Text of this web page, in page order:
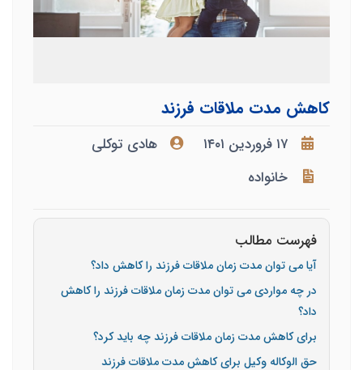
کاهش مدت ملاقات فرزند
۱۷ فروردین ۱۴۰۱
هادی توکلی
خانواده
فهرست مطالب
آیا می توان مدت زمان ملاقات فرزند را کاهش داد؟
در چه مواردی می توان مدت زمان ملاقات فرزند را کاهش
داد؟
برای کاهش مدت زمان ملاقات فرزند چه باید کرد؟
حق الوکاله وکیل برای کاهش مدت ملاقات فرزند